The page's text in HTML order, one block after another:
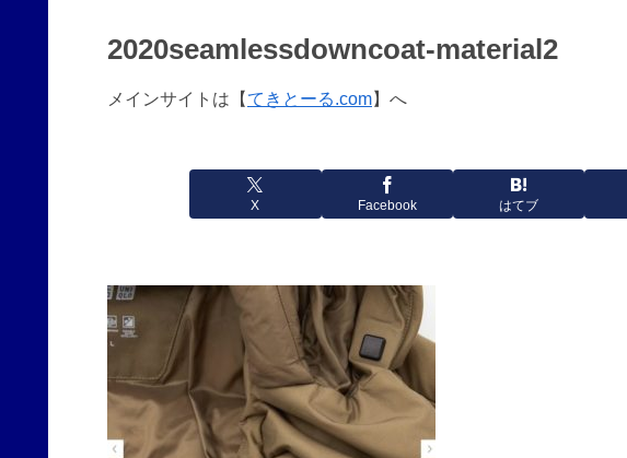
2020seamlessdowncoat-material2
メインサイトは【てきとーる.com】へ
X Facebook はてブ